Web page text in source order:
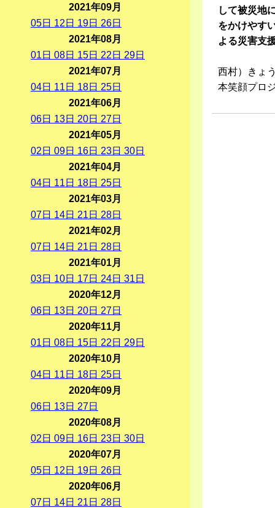
して被災地
をかけやす
よる災害支
西村）きょ
本笑顔プロ
2021年09月
05日 12 日 19日 26日
2021年08月
01 日 08日 15日 22 日 29日
2021年07月
04日 11 日 18日 25日
2021年06月
06日 13日 20日 27日
2021年05月
02 日 09日 16日 23日 30日
2021年04月
04日 11 日 18日 25日
2021年03月
07日 14日 21 日 28日
2021年02月
07日 14日 21 日 28日
2021年01月
03日 10日 17日 24日 31 日
2020年12月
06日 13日 20日 27日
2020年11月
01 日 08日 15日 22 日 29日
2020年10月
04日 11 日 18日 25日
2020年09月
06日 13日 27日
2020年08月
02 日 09日 16日 23日 30日
2020年07月
05日 12 日 19日 26日
2020年06月
07日 14日 21 日 28日